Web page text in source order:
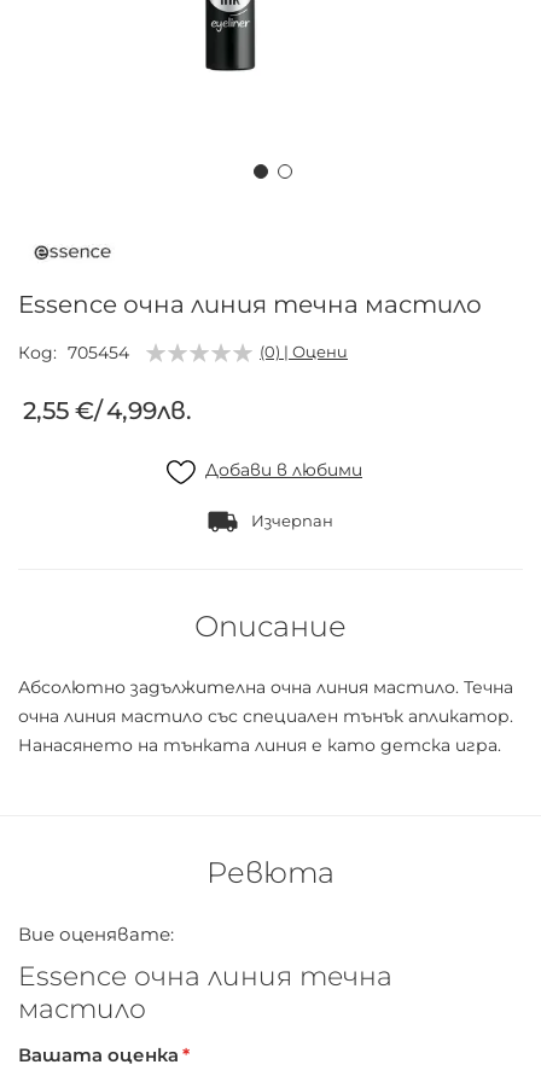
началото
галерия
със
Essence очна линия течна мастило
Код 705454 (0) | Оцени
2,55 €/4,99лв.
Добави в любими
Изчерпан
Описание
Абсолютно задължителна очна линия мастило. Течна
очна линия мастило със специален тънък апликатор.
Нанасянето на тънката линия е като детска игра.
Ревюта
Вие оценявате:
Essence очна линия течна
мастило
Вашата оценка